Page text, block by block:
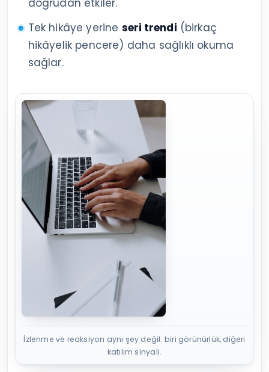
Tek hikâye yerine seri trendi (birkaç
hikâyelik pencere) daha sağlıklı okuma
sağlar.
İzlenme ve reaksiyon aynı şey değil: biri görünürlük, diğeri
katılım sinyali.